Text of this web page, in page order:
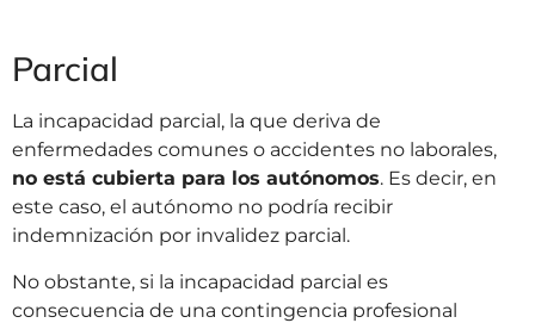
Parcial
La incapacidad parcial, la que deriva de
enfermedades comunes o accidentes no laborales,
no está cubierta para los autónomos. Es decir, en
este caso, el autónomo no podría recibir
indemnización por invalidez parcial.
No obstante, si la incapacidad parcial es
consecuencia de una contingencia profesional